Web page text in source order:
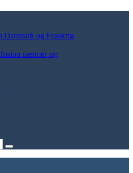
Danmark og Frankrig
nærmer sig